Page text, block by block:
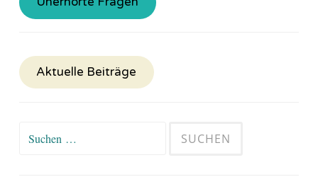
Aktuelle Beiträge
Suchen